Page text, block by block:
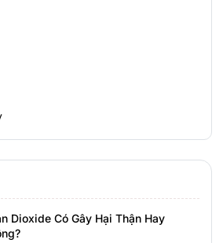
Dioxide Có Gây Hại Thận Hay